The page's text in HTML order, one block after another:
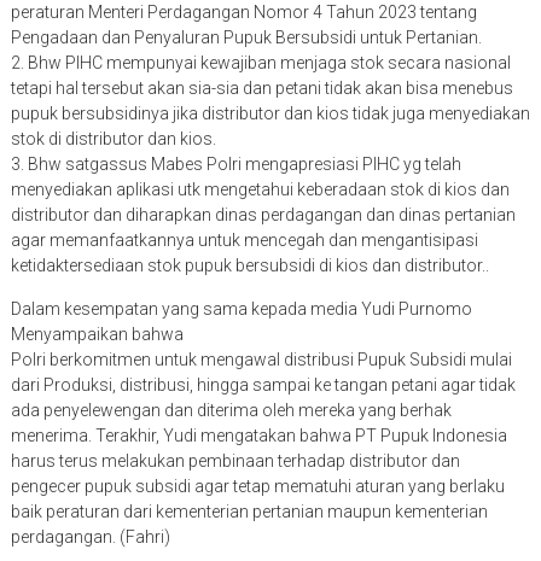
peraturan Menteri Perdagangan Nomor 4 Tahun 2023 tentang
Pengadaan dan Penyaluran Pupuk Bersubsidi untuk Pertanian.
2. Bhw PIHC mempunyai kewajiban menjaga stok secara nasional
tetapi hal tersebut akan sia-sia dan petani tidak akan bisa menebus
pupuk bersubsidinya jika distributor dan kios tidak juga menyediakan
stok di distributor dan kios.
3. Bhw satgassus Mabes Polri mengapresiasi PIHC yg telah
menyediakan aplikasi utk mengetahui keberadaan stok di kios dan
distributor dan diharapkan dinas perdagangan dan dinas pertanian
agar memanfaatkannya untuk mencegah dan mengantisipasi
ketidaktersediaan stok pupuk bersubsidi di kios dan distributor..
Dalam kesempatan yang sama kepada media Yudi Purnomo
Menyampaikan bahwa
Polri berkomitmen untuk mengawal distribusi Pupuk Subsidi mulai
dari Produksi, distribusi, hingga sampai ke tangan petani agar tidak
ada penyelewengan dan diterima oleh mereka yang berhak
menerima. Terakhir, Yudi mengatakan bahwa PT Pupuk Indonesia
harus terus melakukan pembinaan terhadap distributor dan
pengecer pupuk subsidi agar tetap mematuhi aturan yang berlaku
baik peraturan dari kementerian pertanian maupun kementerian
perdagangan. (Fahri)